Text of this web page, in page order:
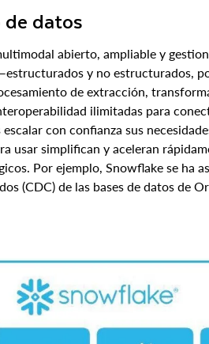
datos
abierto, ampliable y
y no estructurados,
de extracción,
ilimitadas para
con confianza sus
usar simplifican y aceleran
Por ejemplo, Snowflake se ha
(CDC) de las bases de datos de